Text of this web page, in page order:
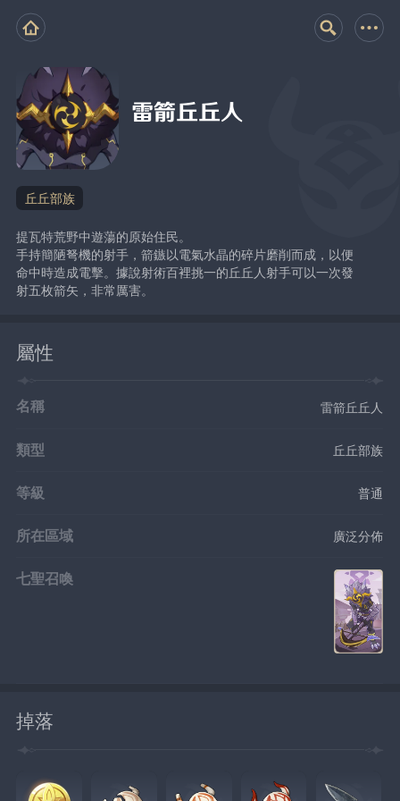
雷箭丘丘人
丘丘部族
提瓦特荒野中遊蕩的原始住民。
手持簡陋弩機的射手，箭鏃以電氣水晶的碎片磨削而成，以便
命中時造成電擊。據說射術百裡挑一的丘丘人射手可以一次發
射五枚箭矢，非常厲害。
屬性
名稱 雷箭丘丘人
類型 丘丘部族
等級 普通
所在區域 廣泛分佈
七聖召喚
掉落